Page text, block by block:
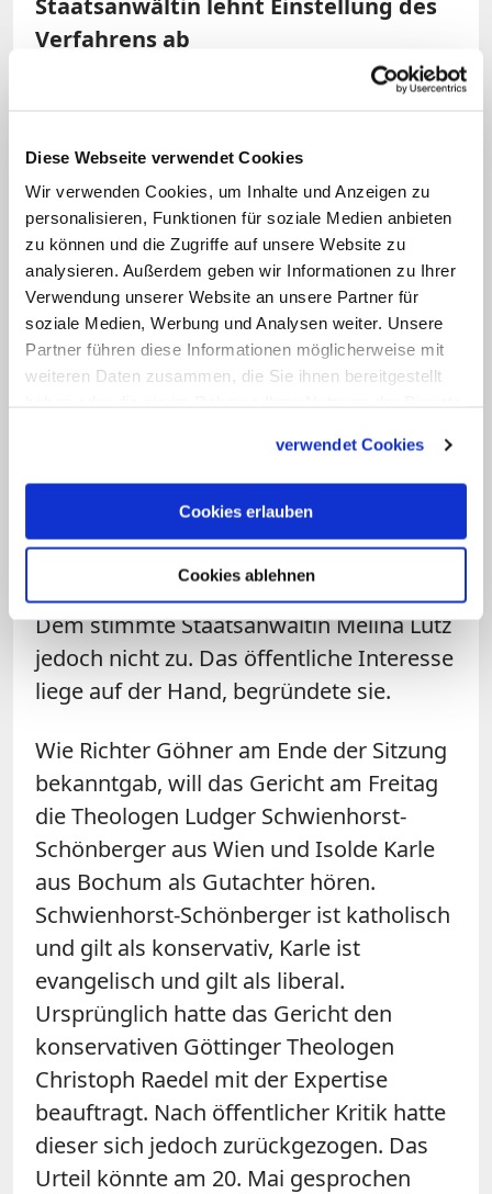
Diese Webseite verwendet Cookies
Wir verwenden Cookies, um Inhalte und Anzeigen zu
personalisieren, Funktionen für soziale Medien anbieten
zu können und die Zugriffe auf unsere Website zu
analysieren. Außerdem geben wir Informationen zu Ihrer
Verwendung unserer Website an unsere Partner für
soziale Medien, Werbung und Analysen weiter. Unsere
Partner führen diese Informationen möglicherweise mit
weiteren Daten zusammen, die Sie ihnen bereitgestellt
verwendet Cookies
Cookies erlauben
Cookies ablehnen
Verfahrens ab
In der Sitzung am Montag wurden zwei
gehört sowie ein Teil der Aufzeichnung
der Veranstaltung abgespielt. Richter
Hendrik Göhner verlas neben dem Urteil
des Amtsgerichts auch knapp eine
Stunde lang die Berufungsbegründung
der Verteidigung. Darin plädiert
Verteidiger Sascha Böttner auf
Freispruch. Er wirft unter anderem dem
beruft sich auf die Religionsfreiheit.
Böttner bekundete den Wunsch, das
Verfahren gegen Geldauflage
einzustellen und damit auf eine
öffentliche Verhandlung zu verzichten.
Dem stimmte Staatsanwältin Melina Lutz
jedoch nicht zu. Das öffentliche Interesse
liege auf der Hand, begründete sie.
Wie Richter Göhner am Ende der Sitzung
bekanntgab, will das Gericht am Freitag
die Theologen Ludger Schwienhorst-
Schönberger aus Wien und Isolde Karle
aus Bochum als Gutachter hören.
Schwienhorst-Schönberger ist katholisch
und gilt als konservativ, Karle ist
evangelisch und gilt als liberal.
Ursprünglich hatte das Gericht den
konservativen Göttinger Theologen
Christoph Raedel mit der Expertise
beauftragt. Nach öffentlicher Kritik hatte
dieser sich jedoch zurückgezogen. Das
Urteil könnte am 20. Mai gesprochen